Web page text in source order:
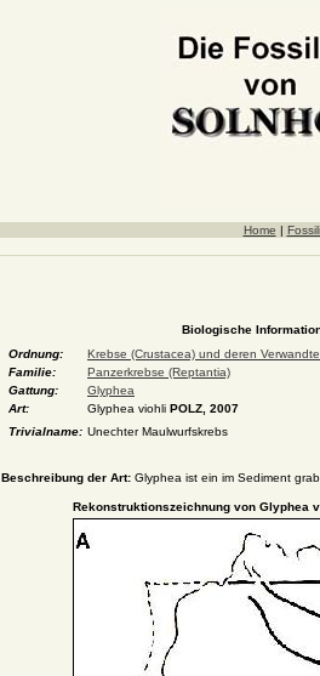
Home |
Biologische
Ordnung:
Krebse (Crustacea) und deren
Familie:
Panzerkrebse (Reptantia)
Gattung:
Glyphea
Art:
Glyphea viohli POLZ, 2007
Trivialname: Unechter Maulwurfskrebs
Beschreibung der Art: Glyphea ist ein im Sediment
Rekonstruktionszeichnung von Glyphea